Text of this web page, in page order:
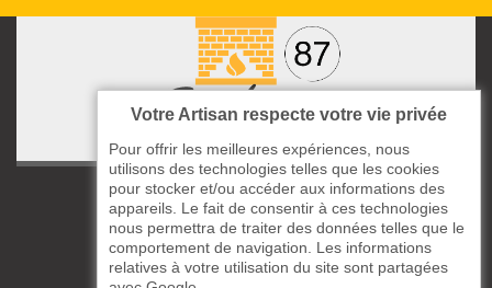
ccas le Bourg
87220 Boisseuil
05 33 06 14 49
Votre Artisan respecte votre vie privée
Pour offrir les meilleures expériences, nous
utilisons des technologies telles que les cookies
pour stocker et/ou accéder aux informations des
appareils. Le fait de consentir à ces technologies
nous permettra de traiter des données telles que le
comportement de navigation. Les informations
relatives à votre utilisation du site sont partagées